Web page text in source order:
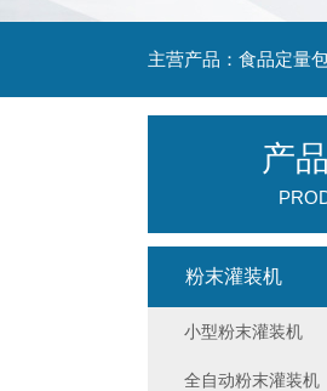
主营产品：食品定量
产
粉末灌装机
小型粉末灌装机
全自动粉末灌装机